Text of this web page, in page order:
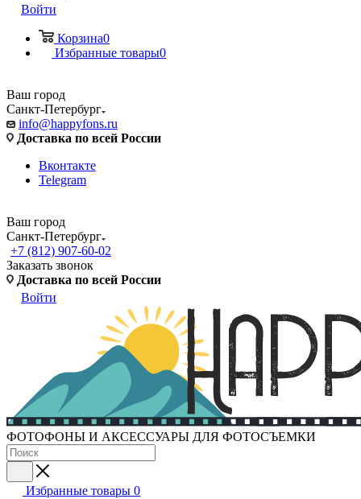
Войти
Корзина0
Избранные товары0
Ваш город
Санкт-Петербург
info@happyfons.ru
Доставка по всей России
Вконтакте
Telegram
Ваш город
Санкт-Петербург
+7 (812) 907-60-02
Заказать звонок
Доставка по всей России
Войти
ФОТОФОНЫ И АКСЕССУАРЫ ДЛЯ ФОТОСЪЕМКИ
Избранные товары 0